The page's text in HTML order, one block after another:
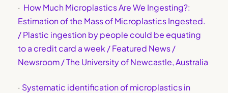
· How Much Microplastics Are We Ingesting?:
Estimation of the Mass of Microplastics Ingested.
/ Plastic ingestion by people could be equating
to a credit card a week / Featured News /
Newsroom / The University of Newcastle, Australia
· Systematic identification of microplastics in